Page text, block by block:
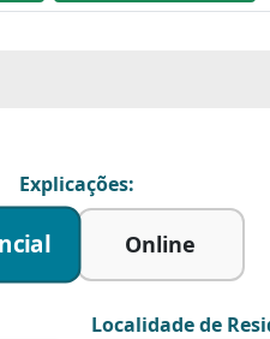
Explicações:
Online
Localidade de